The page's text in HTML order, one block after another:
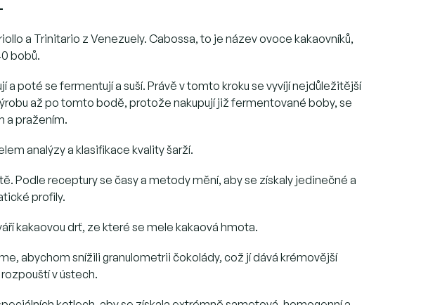
a Trinitario z Venezuely. Cabossa, to je název ovoce kakaovníků,
bobů.
a poté se fermentují a suší. Právě v tomto kroku se vyvíjí nejdůležitější
až po tomto bodě, protože nakupují již fermentované boby, se
a pražením.
analýzy a klasifikace kvality šarží.
Podle receptury se časy a metody mění, aby se získaly jedinečné a
profily.
kakaovou drť, ze které se mele kakaová hmota.
abychom snížili granulometrii čokolády, což jí dává krémovější
v ústech.